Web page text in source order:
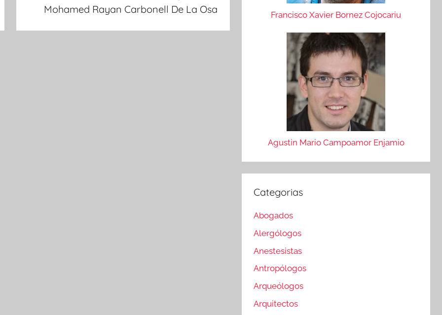
Mohamed Rayan Carbonell De La Osa Francisco Xavier Bornez Cojocariu
Agustin Mario Campoamor Enjamio
Categorias
Abogados
Alergólogos
Anestesistas
Antropólogos
Arqueólogos
Arquitectos